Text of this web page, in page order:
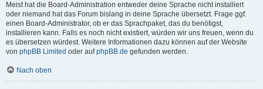
Meist hat die Board-Administration entweder deine Sprache nicht installiert
oder niemand hat das Forum bislang in deine Sprache übersetzt. Frage ggf.
einen Board-Administrator, ob er das Sprachpaket, das du benötigst,
installieren kann. Falls es noch nicht existiert, würden wir uns freuen, wenn du
es übersetzen würdest. Weitere Informationen dazu können auf der Website
von phpBB Limited oder aufphpBB.de gefunden werden.
Nach oben